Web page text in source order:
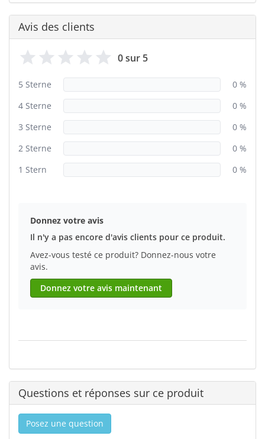
Avis des clients
0 sur 5
5 Sterne
0 %
4 Sterne
0 %
3 Sterne
0 %
2 Sterne
0 %
1 Stern
0 %
Donnez votre avis
Il n'y a pas encore d'avis clients pour ce produit.
Avez-vous testé ce produit? Donnez-nous votre
avis.
Donnez votre avis maintenant
Questions et réponses sur ce produit
Posez une question